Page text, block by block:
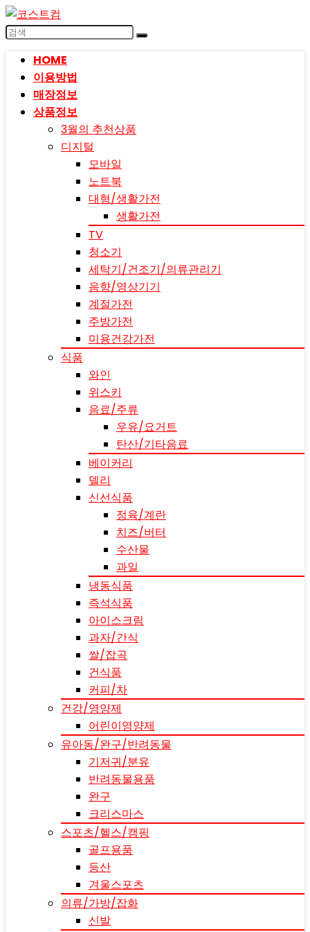
HOME
이용방법
매장정보
상품정보
3월의 추천상품
디지털
모바일
노트북
대형/생활가전
생활가전
TV
청소기
세탁기/건조기/의류관리기
음향/영상기기
계절가전
주방가전
미용건강가전
식품
와인
위스키
음료/주류
우유/요거트
탄산/기타음료
베이커리
델리
신선식품
정육/계란
치즈/버터
수산물
과일
냉동식품
즉석식품
아이스크림
과자/간식
쌀/잡곡
건식품
커피/차
건강/영양제
어린이영양제
유아동/완구/반려동물
기저귀/분유
반려동물용품
완구
크리스마스
스포츠/헬스/캠핑
골프용품
등산
겨울스포츠
의류/가방/잡화
신발